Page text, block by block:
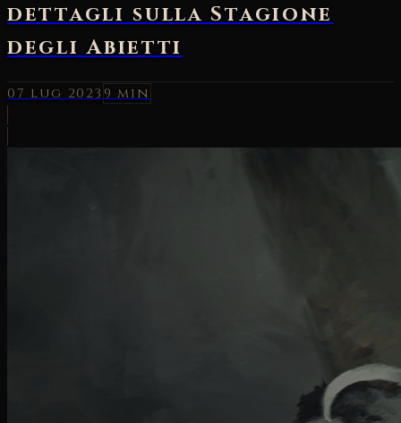
dettagli sulla Stagione
degli Abietti
07 lug 2023 9 min